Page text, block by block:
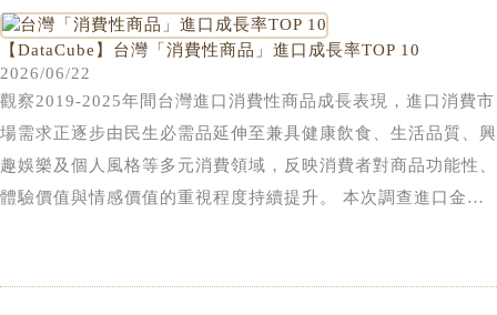
主體的專業餐飲通路長期在台灣便當銷售市場中維持主導地位。
不過，若從日本市場發展軌跡觀察，隨著高齡化、都市化、小家
庭化及單身人口持續增加，消費者對於便利化、即食化餐食的需
求預期將持續提升，加上近年指標性超商、超市及量販業者積極
強化便當、熟食及餐食解決方案布局，推估零售業即食餐食通路
發展空間仍相當可觀，有機會成為推動台灣便當市場成長與結構
轉型的重要動能。
生活型態轉變、零售餐飲融合及高齡化社會發展的重要指標。相
較於傳統餐飲市場，便當兼具外食便利性與居家用餐特性，橫跨
餐飲服務、即食食品與生活服務等多項產業領域，在日本被視為
中食(日本產業用語，泛指介於外食與內食之間，消費者購買後
可直接食用或簡單加熱即可食用之現成食品)市場的重要核心品
類，與飯糰、壽司、熟食等商品共同構成龐大的即食餐食產業，
【DataCube】台灣「消費性商品」進口成長率TOP 10
2026/06/22
觀察2019-2025年間台灣進口消費性商品成長表現，進口消費市
場需求正逐步由民生必需品延伸至兼具健康飲食、生活品質、興
趣娛樂及個人風格等多元消費領域，反映消費者對商品功能性、
體驗價值與情感價值的重視程度持續提升。 本次調查進口金額